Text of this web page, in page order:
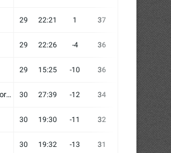
29 22:21 1 37
29 22:26 -4 36 11
29 15:25 -10 36
Olympique Sport d'Abobo FC 30 27:39 -12 34 14
30 19:30 -11 32
30 19:32 -13 31